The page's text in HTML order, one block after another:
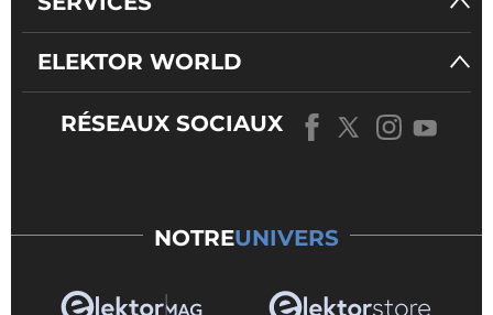
ELEKTOR WORLD
RÉSEAUX SOCIAUX
NOTREUNIVERS